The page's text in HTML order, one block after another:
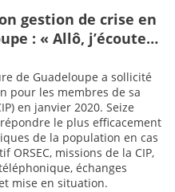
gestion de crise en
: « Allô, j’écoute…
de Guadeloupe a sollicité
pour les membres de sa
en janvier 2020. Seize
le plus efficacement
de la population en cas
missions de la CIP,
échanges
mise en situation.